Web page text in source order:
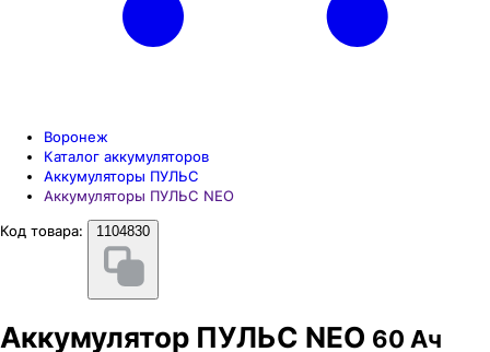
Воронеж
Каталог аккумуляторов
Аккумуляторы ПУЛЬС
Аккумуляторы ПУЛЬС NEO
Код товара:
1104830
Аккумулятор ПУЛЬС NEO 60 Ач